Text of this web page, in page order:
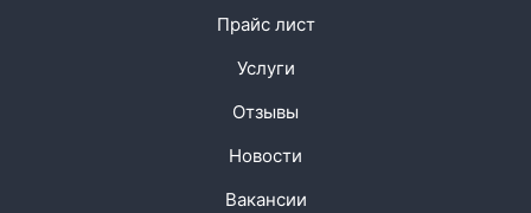
Прайс лист
Услуги
Отзывы
Новости
Вакансии